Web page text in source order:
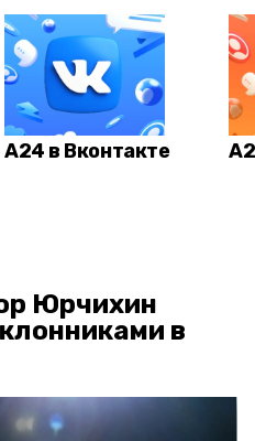
А24 в Вконтакте
Юрчихин
в